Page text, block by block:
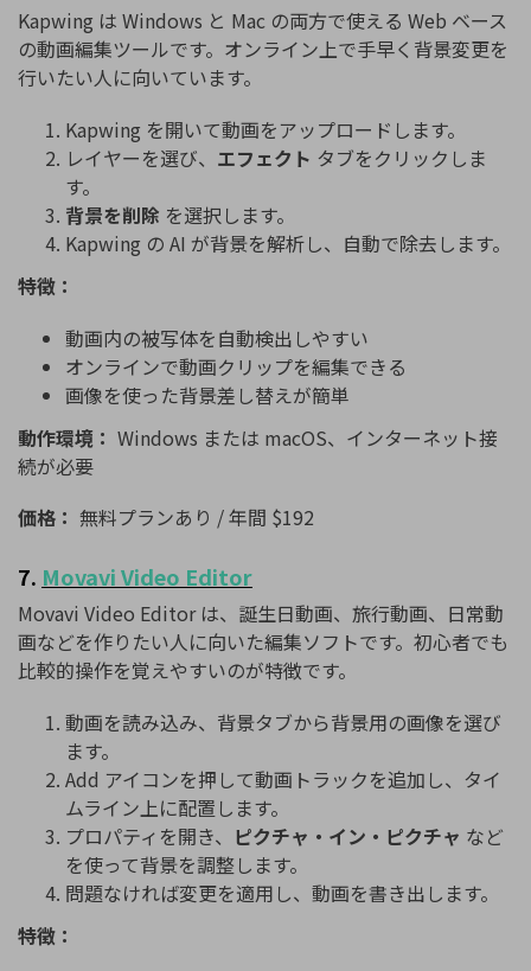
Kapwing は Windows と Mac の両方で使える Web ベース
の動画編集ツールです。オンライン上で手早く背景変更を
行いたい人に向いています。
Kapwing を開いて動画をアップロードします。
レイヤーを選び、 エフェクト タブをクリックしま
す。
背景を削除 を選択します。
Kapwing の AI が背景を解析し、自動で除去します。
特徴：
動画内の被写体を自動検出しやすい
オンラインで動画クリップを編集できる
画像を使った背景差し替えが簡単
動作環境： Windows または macOS、インターネット接
続が必要
価格： 無料プランあり / 年間 $192
7. MovaviVideo Editor
Movavi Video Editorは、誕生日動画、旅行動画、日常動
画などを作りたい人に向いた編集ソフトです。初心者でも
比較的操作を覚えやすいのが特徴です。
動画を読み込み、背景タブから背景用の画像を選び
ます。
Add アイコンを押して動画トラックを追加し、タイ
ムライン上に配置します。
プロパティを開き、 ピクチャ・イン・ピクチャ など
を使って背景を調整します。
問題なければ変更を適用し、動画を書き出します。
特徴：